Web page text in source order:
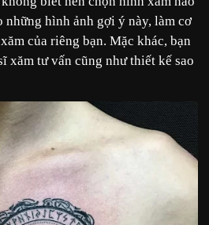
những hình ảnh gợi ý này, làm cơ
của riêng bạn. Mặc khác, bạn
xăm tư vấn cũng như thiết kế sao